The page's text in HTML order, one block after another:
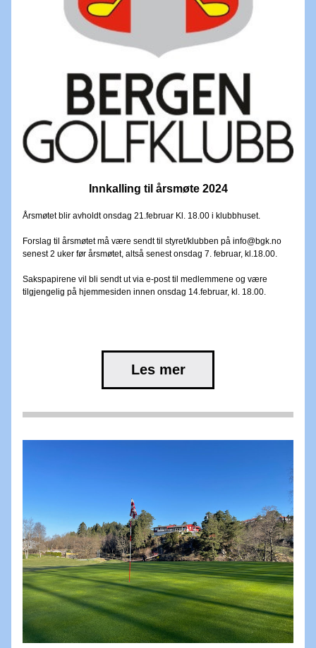
Innkalling til årsmøte 2024
Årsmøtet blir avholdt onsdag 21.februar Kl. 18.00 i klubbhuset.
Forslag til årsmøtet må være sendt til styret/klubben på info@bgk.no
senest 2 uker før årsmøtet, altså senest onsdag 7. februar, kl.18.00.
Sakspapirene vil bli sendt ut via e-post til medlemmene og være
tilgjengelig på hjemmesiden innen onsdag 14.februar, kl. 18.00.
Les mer